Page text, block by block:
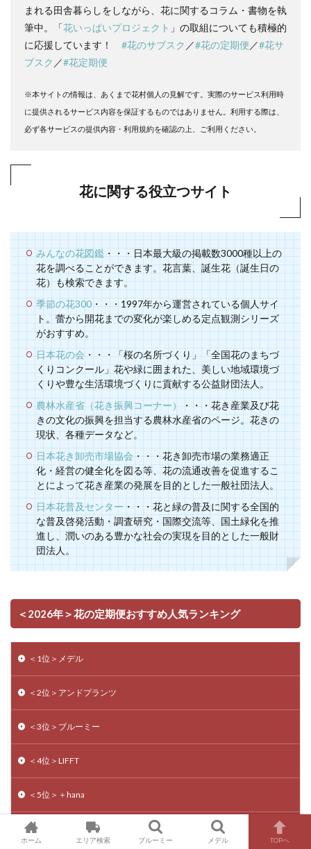
まれる田舎暮らしをしながら、花に関するコラム・書物を執
筆中。「花いっぱいプロジェクト 」の取組についても積極的
に応援しています！ #花のサブスク ／#花の定期便 ／#花サ
ブスク ／#花定期便
※本サイトの情報は、あくまで花村個人の見解です。実際のサービス利用時
に提供されるサービス内容を保証するものではありません。利用する際は、
必ず各サービスの提供内容・利用規約を確認の上、ご利用ください。
花に関する役立つサイト
みんなの花図鑑 ・・・日本最大級の掲載数3000種以上の
花を調べることができます。花言葉、誕生花（誕生日の
花）も検索できます。
季節の花300・・・1997年から運営されている個人サイ
ト。蕾から開花までの変化が楽しめる定点観測シリーズ
がおすすめ。
日本花の会・・・「桜の名所づくり」「全国花のまちづ
くりコンクール」花や緑に囲まれた、美しい地域環境づ
くりや豊な生活環境づくりに貢献する公益財団法人。
農林水産省（花き振興コーナー）・・・花き産業及び花
きの文化の振興を担当する農林水産省のページ。花きの
現状、各種データなど。
日本花き卸売市場協会・・・花き卸売市場の業務適正
化・経営の健全化を図る等、花の流通改善を促進するこ
とによって花き産業の発展を目的とした一般社団法人。
日本花普及センター・・・花と緑の普及に関する全国的
な普及啓発活動・調査研究・国際交流等、国土緑化を推
進し、潤いのある豊かな社会の実現を目的とした一般財
団法人。
＜2026年＞花の定期便おすすめ人気ランキング
＜1位＞メデル
＜2位＞アンドプランツ
＜3位＞ブルーミー
＜4位＞LIFFT
＜5位＞＋hana
＜6位＞ひとはな
ホーム エリア検索 ブルーミー メデル TOPへ